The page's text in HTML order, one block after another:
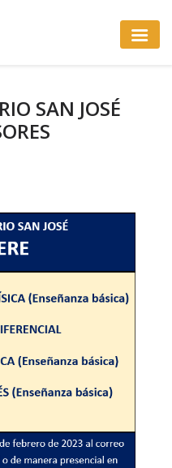
SAN JOSÉ